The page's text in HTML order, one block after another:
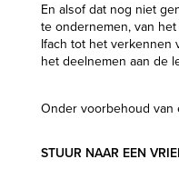
En alsof dat nog niet
te ondernemen, van
Ifach tot het verkennen
het deelnemen aan de
Onder voorbehoud van
STUUR NAAR EEN